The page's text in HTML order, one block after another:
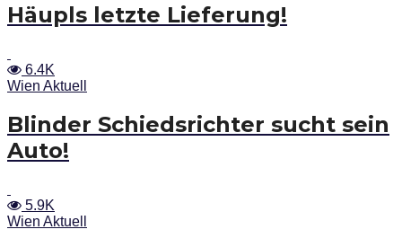
Häupls letzte Lieferung!
6.4K
Wien Aktuell
Blinder Schiedsrichter sucht sein
Auto!
5.9K
Wien Aktuell